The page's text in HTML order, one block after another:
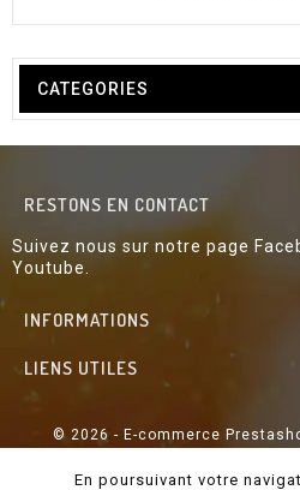
CATEGORIES
RESTONS EN CONTACT
Suivez nous sur notre page
Youtube.
INFORMATIONS
LIENS UTILES
© 2026 - E-commerce
En poursuivant votre